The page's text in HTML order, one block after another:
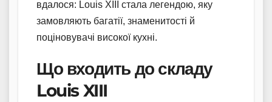
вдалося: Louis XIII стала легендою, яку
замовляють багатії, знаменитості й
поціновувачі високої кухні.
Що входить до складу
Louis XIII